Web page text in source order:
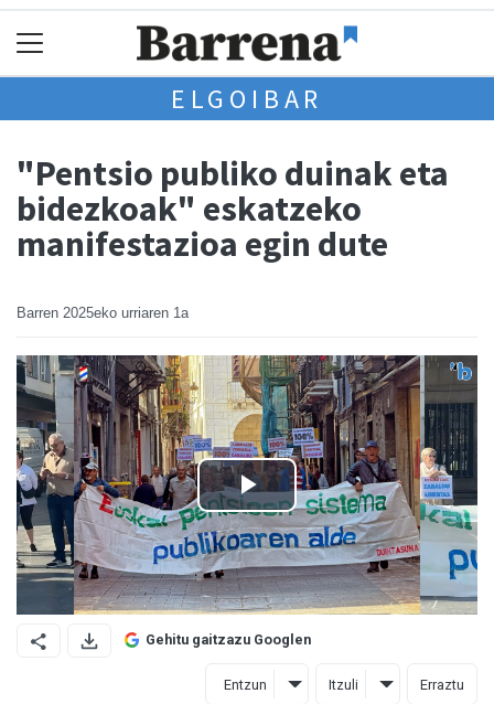
ELGOIBAR
"Pentsio publiko duinak eta
bidezkoak" eskatzeko
manifestazioa egin dute
Barren 2025eko urriaren 1a
Gehitu gaitzazu Googlen
Entzun Itzuli Erraztu